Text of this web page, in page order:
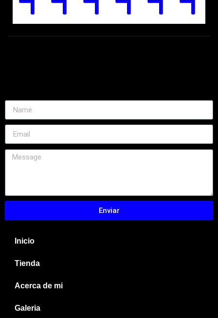
Inicio
Tienda
Acerca de mi
Galeria
Enviar